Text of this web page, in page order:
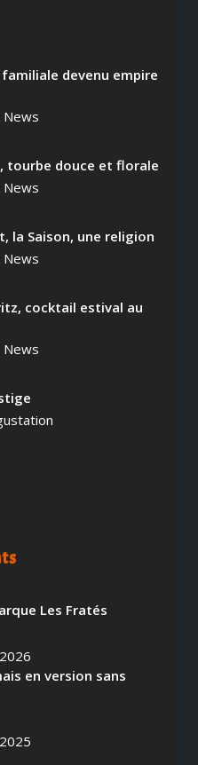
devenu empire
News
tourbe douce et florale
News
la Saison, une religion
News
cocktail estival au
News
Les Fratés
en version sans